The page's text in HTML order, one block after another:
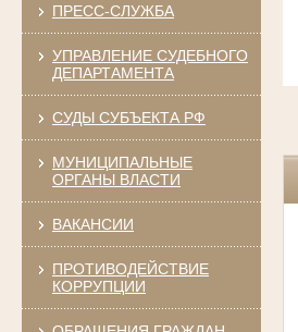
ПРЕСС-СЛУЖБА
УПРАВЛЕНИЕ СУДЕБНОГО
ДЕПАРТАМЕНТА
СУДЫ СУБЪЕКТА РФ
МУНИЦИПАЛЬНЫЕ
ОРГАНЫ ВЛАСТИ
ВАКАНСИИ
ПРОТИВОДЕЙСТВИЕ
КОРРУПЦИИ